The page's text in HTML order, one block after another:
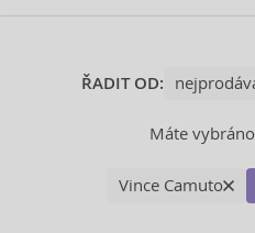
ŘADIT OD:
Máte vybráno
Vince Camuto